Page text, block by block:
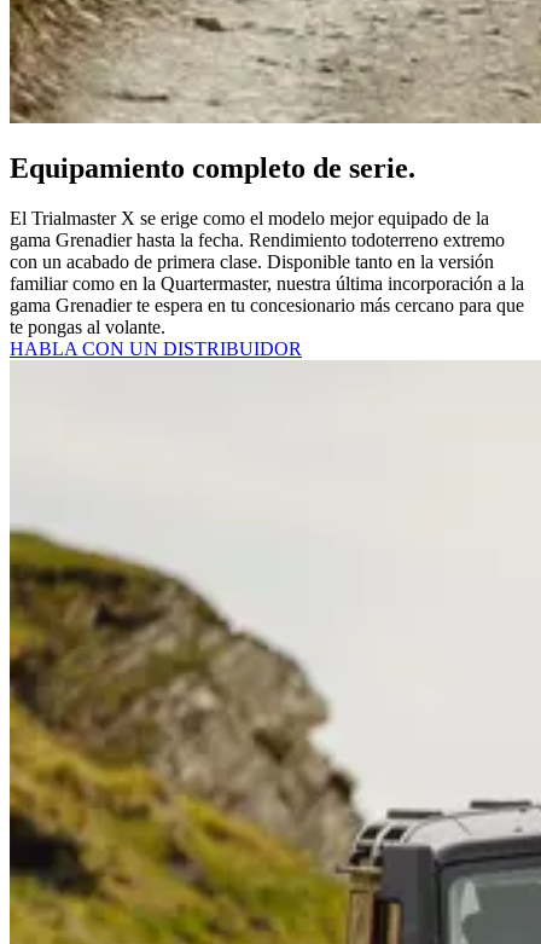
Equipamiento completo de serie.
El Trialmaster X se erige como el modelo mejor equipado de la
gama Grenadier hasta la fecha. Rendimiento todoterreno extremo
con un acabado de primera clase. Disponible tanto en la versión
familiar como en la Quartermaster, nuestra última incorporación a la
gama Grenadier te espera en tu concesionario más cercano para que
te pongas al volante.
HABLA CON UN DISTRIBUIDOR